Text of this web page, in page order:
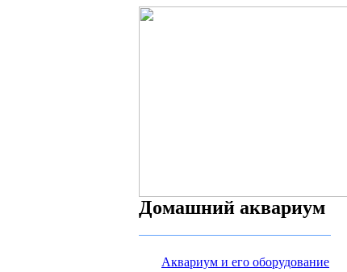
Домашний аквариум
Аквариум и его оборудование